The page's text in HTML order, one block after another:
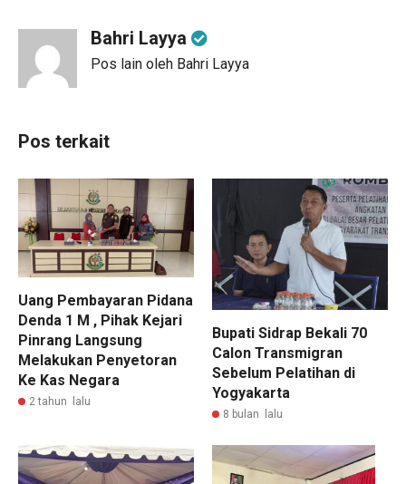
Bahri Layya
Pos lain oleh Bahri Layya
Pos terkait
Uang Pembayaran Pidana
Denda 1 M , Pihak Kejari
Pinrang Langsung
Melakukan Penyetoran
Ke Kas Negara
2 tahun lalu
Bupati Sidrap Bekali 70
Calon Transmigran
Sebelum Pelatihan di
Yogyakarta
8 bulan lalu